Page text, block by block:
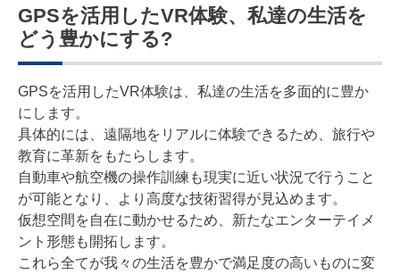
GPSを活用したVR体験、私達の生活を
どう豊かにする?
GPSを活用したVR体験は、私達の生活を多面的に豊か
にします。
具体的には、遠隔地をリアルに体験できるため、旅行や
教育に革新をもたらします。
自動車や航空機の操作訓練も現実に近い状況で行うこと
が可能となり、より高度な技術習得が見込めます。
仮想空間を自在に動かせるため、新たなエンターテイメ
ント形態も開拓します。
これら全てが我々の生活を豊かで満足度の高いものに変